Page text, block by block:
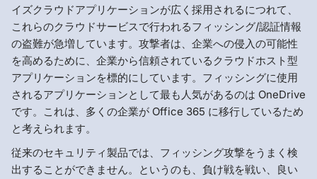
イズクラウドアプリケーションが広く採用されるにつれて、
これらのクラウドサービスで行われるフィッシング/認証情報
の盗難が急増しています。攻撃者は、企業への侵入の可能性
を高めるために、企業から信頼されているクラウドホスト型
アプリケーションを標的にしています。フィッシングに使用
されるアプリケーションとして最も人気があるのは OneDrive
です。これは、多くの企業が Office 365 に移行しているため
と考えられます。
従来のセキュリティ製品では、フィッシング攻撃をうまく検
出することができません。というのも、負け戦を戦い、良い